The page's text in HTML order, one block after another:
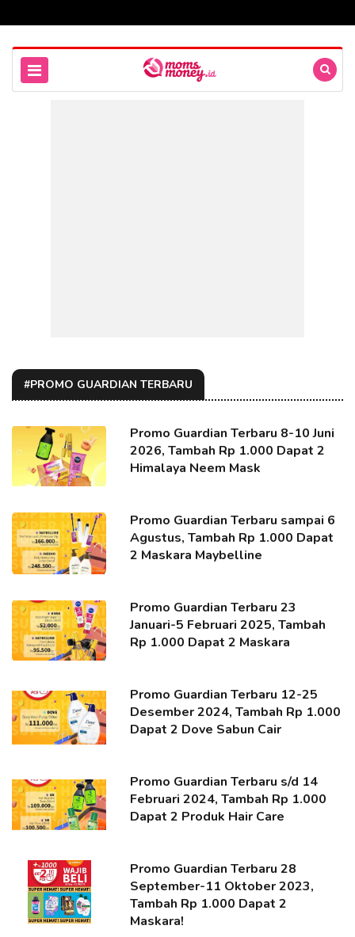
#PROMO GUARDIAN TERBARU
Promo Guardian Terbaru 8-10 Juni
2026, Tambah Rp 1.000 Dapat 2
Himalaya Neem Mask
Promo Guardian Terbaru sampai 6
Agustus, Tambah Rp 1.000 Dapat
2 Maskara Maybelline
Promo Guardian Terbaru 23
Januari-5 Februari 2025, Tambah
Rp 1.000 Dapat 2 Maskara
Promo Guardian Terbaru 12-25
Desember 2024, Tambah Rp 1.000
Dapat 2 Dove Sabun Cair
Promo Guardian Terbaru s/d 14
Februari 2024, Tambah Rp 1.000
Dapat 2 Produk Hair Care
Promo Guardian Terbaru 28
September-11 Oktober 2023,
Tambah Rp 1.000 Dapat 2
Maskara!